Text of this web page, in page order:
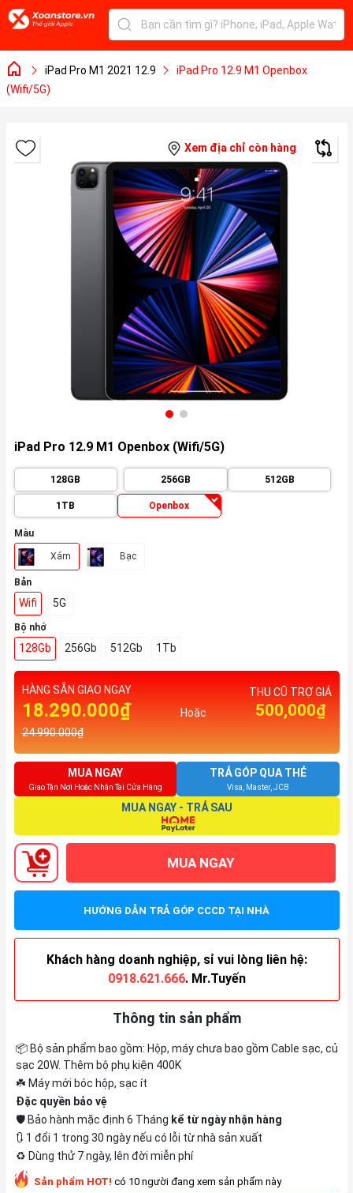
iPad Pro M1 2021 12.9
iPad Pro 12.9 M1 Openbox
(Wifi/5G)
Xem địa chỉ còn hàng
iPad Pro 12.9 M1 Openbox (Wifi/5G)
128GB 256GB 512GB
1TB Openbox
Màu
Xám Bạc
Bản
Wifi 5G
Bộ nhớ
128Gb 256Gb 512Gb 1Tb
HÀNG SẴN GIAO NGAY
18.290.000₫
24.990.000₫
Hoặc
THU CŨ TRỢ GIÁ
500,000₫
MUA NGAY
Giao Tận Nơi Hoặc Nhận Tại Cửa Hàng
TRẢ GÓP QUA THẺ
Visa, Master, JCB
MUA NGAY - TRẢ SAU
MUA NGAY
HƯỚNG DẪN TRẢ GÓP CCCD TẠI NHÀ
Khách hàng doanh nghiệp, sỉ vui lòng liên hệ:
0918.621.666. Mr.Tuyến
Thông tin sản phẩm
📦 Bộ sản phẩm bao gồm: Hộp, máy chưa bao gồm Cable sạc, củ
sạc 20W. Thêm bộ phụ kiện 400K
☘️ Máy mới bóc hộp, sạc ít
Đặc quyền bảo vệ
🛡️ Bảo hành mặc định 6 Tháng kể từ ngày nhận hàng
🔃 1 đổi 1 trong 30 ngày nếu có lỗi từ nhà sản xuất
♻️ Dùng thử 7 ngày, lên đời miễn phí
Sản phẩm HOT! có 10 người đang xem sản phẩm này